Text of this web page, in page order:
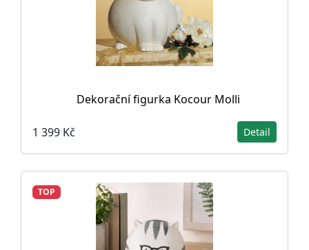
Dekorační figurka Kocour Molli
1 399 Kč Detail
TOP